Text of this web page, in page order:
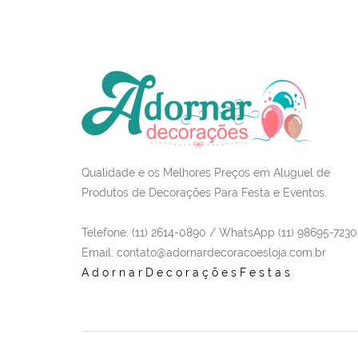
Qualidade e os Melhores Preços em Aluguel de
Produtos de Decorações Para Festa e Eventos.
Telefone: (11) 2614-0890 / WhatsApp (11) 98695-7230
Email : contato@adornardecoracoesloja.com.br
AdornarDecoraçõesFestas